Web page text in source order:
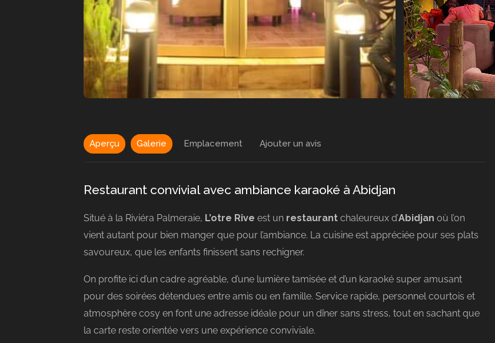
Aperçu Galerie Emplacement Ajouter un avis
Restaurant convivial avec ambiance karaoké à Abidjan
Situé à la Riviéra Palmeraie, L’otre Rive est un restaurant chaleureux d’Abidjan où l’on
vient autant pour bien manger que pour l’ambiance. La cuisine est appréciée pour ses plats
savoureux, que les enfants finissent sans rechigner.
On profite ici d’un cadre agréable, d’une lumière tamisée et d’un karaoké super amusant
pour des soirées détendues entre amis ou en famille. Service rapide, personnel courtois et
atmosphère cosy en font une adresse idéale pour un dîner sans stress, tout en sachant que
la carte reste orientée vers une expérience conviviale.